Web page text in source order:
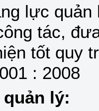
lực
tác,
tốt quy
: 2008
lý: